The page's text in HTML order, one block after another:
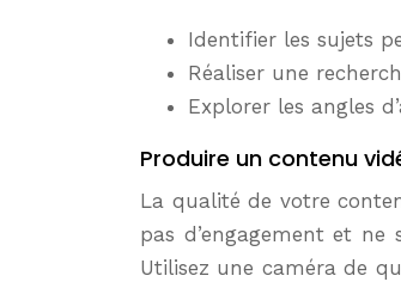
Identifier les sujets
Réaliser une
Explorer les angles
Produire un contenu
La qualité de votre
pas d’engagement et
Utilisez une caméra de